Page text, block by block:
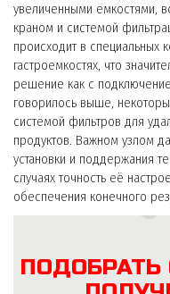
увеличенными емкостями,
краном и системой
происходит в специальных
гастроемкостях, что
решение как с
говорилось выше,
системой фильтров для
продуктов. Важном узлом
установки и поддержания
случаях точность её
обеспечения конечного
ПОДОБРАТЬ